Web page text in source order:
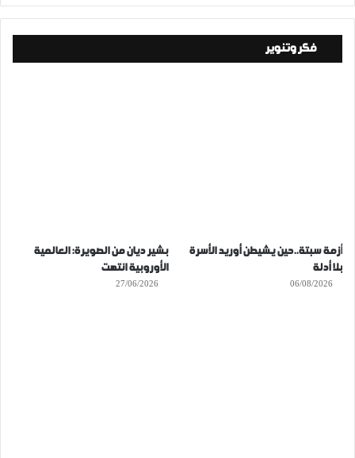
فكر وتنوير
أزمة سبتة..حين يشيطن أوريد الأسرة
بلا أدلة
06/08/2026
بشير ديان من الصويرة: العالمية
الأوروبية انتهت
27/06/2026